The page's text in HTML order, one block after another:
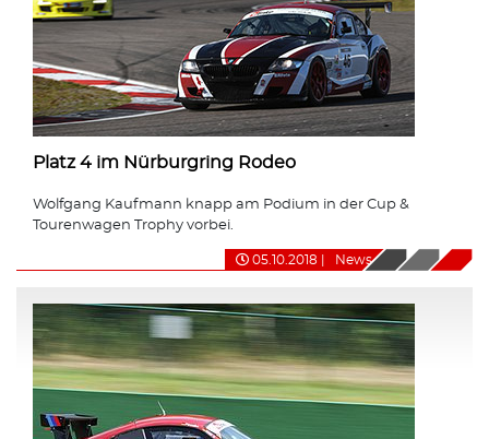
Platz 4 im Nürburgring Rodeo
Wolfgang Kaufmann knapp am Podium in der Cup &
Tourenwagen Trophy vorbei.
05.10.2018 News